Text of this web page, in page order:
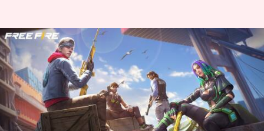
फ्री फायर मैक्स: 9 जून के लिए जारी हुए
कोड, रिडीम करने पर मिलेंगे गिफ्ट्स
लेखन दिनेश चंद शर्मा Jun 09, 2024 09:53 am
क्या है खबर?